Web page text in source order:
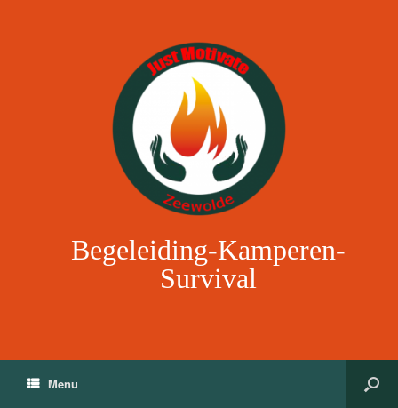
Begeleiding-Kamperen-
Survival
Menu